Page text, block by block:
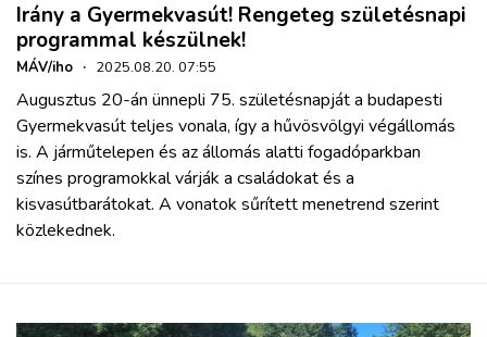
Irány a Gyermekvasút! Rengeteg születésnapi
programmal készülnek!
MÁV/iho · 2025.08.20. 07:55
Augusztus 20-án ünnepli 75. születésnapját a budapesti
Gyermekvasút teljes vonala, így a hűvösvölgyi végállomás
is. A járműtelepen és az állomás alatti fogadóparkban
színes programokkal várják a családokat és a
kisvasútbarátokat. A vonatok sűrített menetrend szerint
közlekednek.